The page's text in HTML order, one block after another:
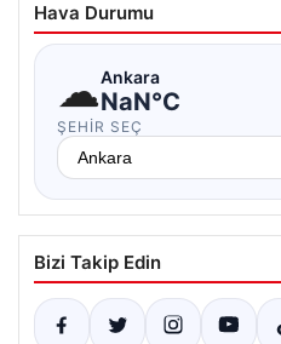
Hava Durumu
☁Ankara
NaN°C
ŞEHIR SEÇ
Bizi Takip Edin